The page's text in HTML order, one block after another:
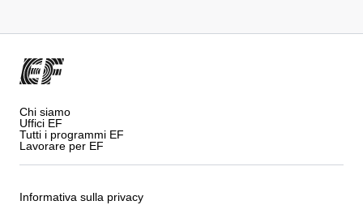
Chi siamo
Uffici EF
Tutti i programmi EF
Lavorare per EF
Informativa sulla privacy